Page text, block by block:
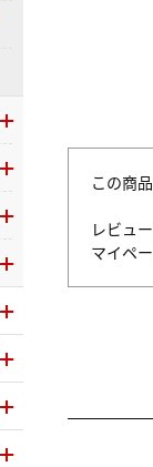
この商
レビュ
マイペ